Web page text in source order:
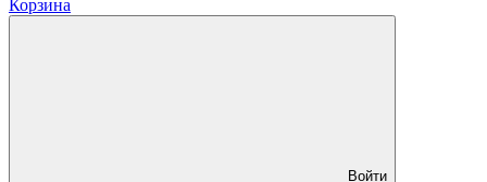
Корзина
Войти